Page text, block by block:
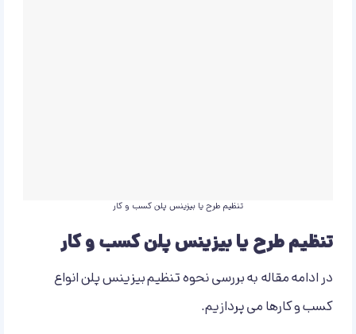
تنظیم طرح یا بیزینس پلن کسب و کار
تنظیم طرح یا بیزینس پلن کسب و کار
در ادامه مقاله به بررسی نحوه تنظیم بیزینس پلن انواع
کسب و کارها می پردازیم.